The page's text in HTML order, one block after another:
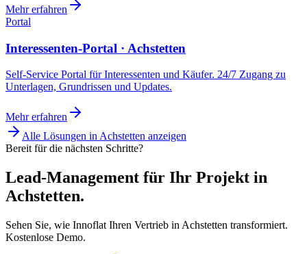
Mehr erfahren
Portal
Interessenten-Portal · Achstetten
Self-Service Portal für Interessenten und Käufer. 24/7 Zugang zu
Unterlagen, Grundrissen und Updates.
Mehr erfahren
Alle Lösungen in Achstetten anzeigen
Bereit für die nächsten Schritte?
Lead-Management für Ihr Projekt in
Achstetten.
Sehen Sie, wie Innoflat Ihren Vertrieb in Achstetten transformiert.
Kostenlose Demo.